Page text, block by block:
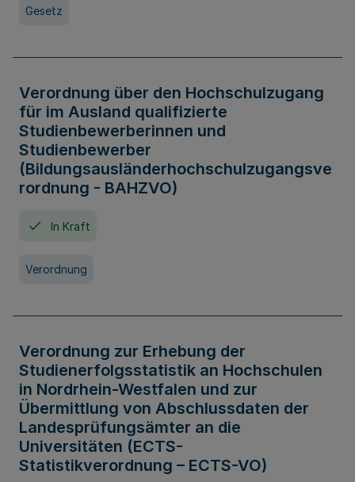
Gesetz
Verordnung über den Hochschulzugang
für im Ausland qualifizierte
Studienbewerberinnen und
Studienbewerber
(Bildungsausländerhochschulzugangsve
rordnung - BAHZVO)
In Kraft
Verordnung
Verordnung zur Erhebung der
Studienerfolgsstatistik an Hochschulen
in Nordrhein-Westfalen und zur
Übermittlung von Abschlussdaten der
Landesprüfungsämter an die
Universitäten (ECTS-
Statistikverordnung – ECTS-VO)